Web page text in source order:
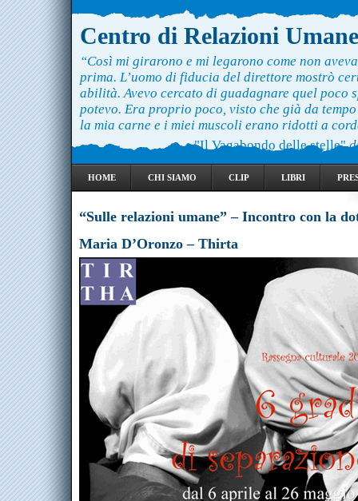
Centro di Relazioni Umane
“Così mi girarono e mi legarono come non
prima. L’uomo di fiducia del direttore mostrò
abilità. Avevo cercato di guadagnare quel poco
potevo. Era proprio poco, visto che già da
la mia carne e i miei muscoli erano ridotti a
"Il Vagabondo delle stelle"
HOME CHI SIAMO CLIP LIBRI
“Sulle relazioni umane” – Incontro con la
Maria D’Oronzo – Thirta